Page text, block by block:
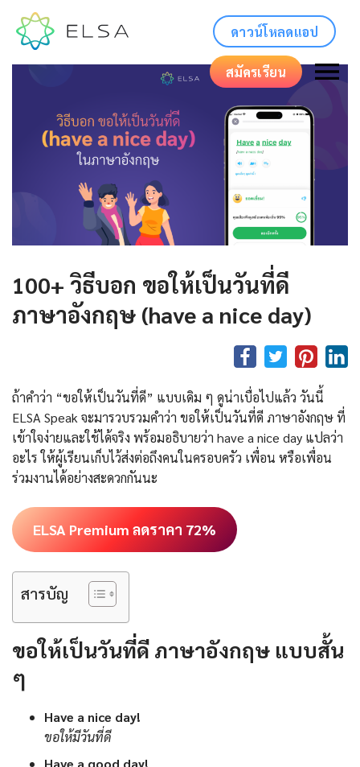
ดาวน์โหลดแอป
สมัครเรียน
100+ วิธีบอก ขอให้เป็นวันที่ดี
ภาษาอังกฤษ (have a nice day)
ถ้าคำว่า “ขอให้เป็นวันที่ดี” แบบเดิม ๆ ดูน่าเบื่อไปแล้ว วันนี้
ELSA Speak จะมารวบรวมคำว่า ขอให้เป็นวันที่ดี ภาษาอังกฤษ ที่
เข้าใจง่ายและใช้ได้จริง พร้อมอธิบายว่า have a nice day แปลว่า
อะไร ให้ผู้เรียนเก็บไว้ส่งต่อถึงคนในครอบครัว เพื่อน หรือเพื่อน
ร่วมงานได้อย่างสะดวกกันนะ
ELSA Premium ลดราคา 72%
สารบัญ
ขอให้เป็นวันที่ดี ภาษาอังกฤษ แบบสั้น
ๆ
Have a nice day!
ขอให้มีวันที่ดี
Have a good day!